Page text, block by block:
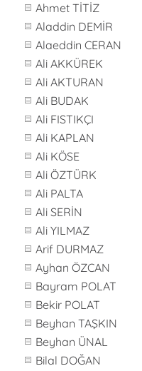
Ahmet TİTİZ
Aladdin DEMİR
Alaeddin CERAN
Ali AKKÜREK
Ali AKTURAN
Ali BUDAK
Ali FISTIKÇI
Ali KAPLAN
Ali KÖSE
Ali ÖZTÜRK
Ali PALTA
Ali SERİN
Ali YILMAZ
Arif DURMAZ
Ayhan ÖZCAN
Bayram POLAT
Bekir POLAT
Beyhan TAŞKIN
Beyhan ÜNAL
Bilal DOĞAN